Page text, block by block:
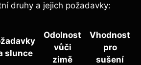
druhy a jejich požadavky:
slunce
Odolnost
vůči
zimě
Vhodnost
pro
sušení